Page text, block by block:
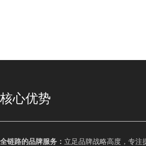
核心优势
全链路的品牌服务： 立足品牌战略高度，专注